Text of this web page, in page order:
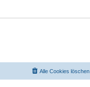
Alle Cookies löschen